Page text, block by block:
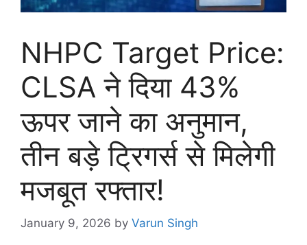
NHPC Target Price:
CLSA ने दिया 43%
ऊपर जाने का अनुमान,
तीन बड़े ट्रिगर्स से मिलेगी
मजबूत रफ्तार!
January 9, 2026 by Varun Singh